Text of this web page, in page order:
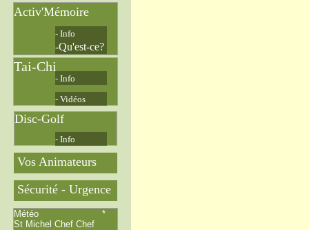
Tai-Chi
Activ'Mémoire
Météo *
St Michel Chef Chef
- Info
Vos Animateurs
- Vidéos
-Qu'est-ce?
- Info
Disc-Golf
- Info
Sécurité - Urgence